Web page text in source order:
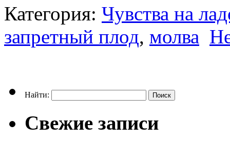
Категория: Чувства на
запретный плод, молва
Найти:
Свежие записи